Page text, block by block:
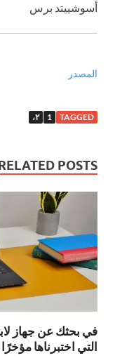
أسوشييتد برس
المصدر
TAGGED
1 ٢،
POSTS
في بحثك عن جهاز
التي اختبرناها مؤخرًا